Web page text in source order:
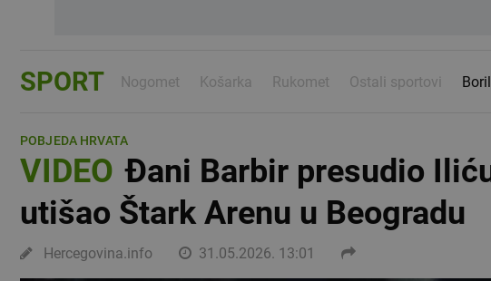
SPORT Nogomet Košarka Rukomet Ostali sportovi
POBJEDA HRVATA
VIDEOĐani Barbir presudio
utišao Štark Arenu u Beogradu
Hercegovina.info 31.05.2026. 13:01